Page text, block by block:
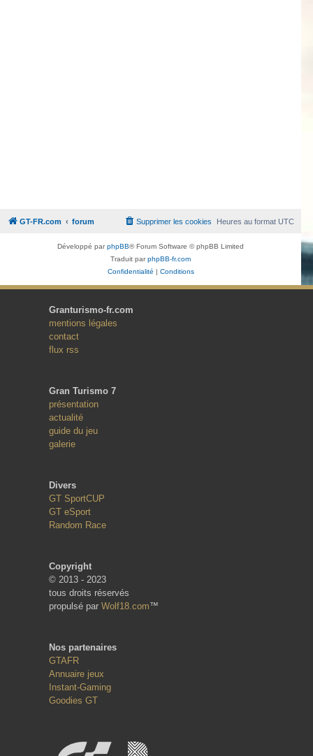
GT-FR.com forum Heures au formatUTC
Supprimer les cookies
Développé parphpBB® Forum Software © phpBB Limited
Traduit parphpBB-fr.com
Confidentialité
Conditions
Granturismo-fr.com
mentions légales
contact
flux rss
Gran Turismo 7
présentation
actualité
guide du jeu
galerie
Divers
GT SportCUP
GT eSport
Random Race
Copyright
© 2013 - 2023
tous droits réservés
propulsé par Wolf18.com™
Nos partenaires
GTAFR
Annuaire jeux
Instant-Gaming
Goodies GT